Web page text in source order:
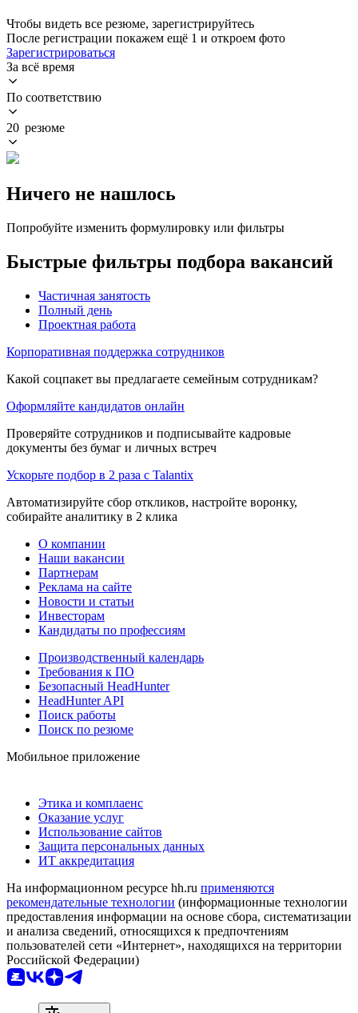
Чтобы видеть все резюме, зарегистрируйтесь
После регистрации покажем ещё 1 и откроем фото
Зарегистрироваться
За всё время
По соответствию
20 резюме
Ничего не нашлось
Попробуйте изменить формулировку или фильтры
Быстрые фильтры подбора вакансий
Частичная занятость
Полный день
Проектная работа
Корпоративная поддержка сотрудников
Какой соцпакет вы предлагаете семейным сотрудникам?
Оформляйте кандидатов онлайн
Проверяйте сотрудников и подписывайте кадровые
документы без бумаг и личных встреч
Ускорьте подбор в 2 раза с Talantix
Автоматизируйте сбор откликов, настройте воронку,
собирайте аналитику в 2 клика
О компании
Наши вакансии
Партнерам
Реклама на сайте
Новости и статьи
Инвесторам
Кандидаты по профессиям
Производственный календарь
Требования к ПО
Безопасный HeadHunter
HeadHunter API
Поиск работы
Поиск по резюме
Мобильное приложение
Этика и комплаенс
Оказание услуг
Использование сайтов
Защита персональных данных
ИТ аккредитация
На информационном ресурсе hh.ru применяются
рекомендательные технологии (информационные технологии
предоставления информации на основе сбора, систематизации
и анализа сведений, относящихся к предпочтениям
пользователей сети «Интернет», находящихся на территории
Российской Федерации)